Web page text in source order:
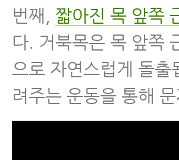
번째, 짧아진 목 앞쪽
다. 거북목은 목 앞쪽
으로 자연스럽게 돌
려주는 운동을 통해